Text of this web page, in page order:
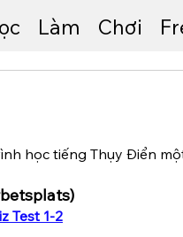
Làm Chơi
học tiếng Thụy Điển
Test 1-2